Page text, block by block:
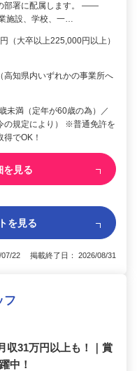
部署に配属します。 ――
施設、学校、一…
（大卒以上225,000円以上）
知県内いずれかの事業所へ
未満（定年が60歳の為）／
規定により） ※普通免許を
でOK！
を見る
を見る
07/22 掲載終了日： 2026/08/31
フ
収31万円以上も！｜賞
中！